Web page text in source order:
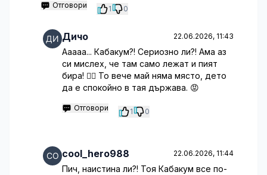
Отговори 1 0
Дичо 22.06.2026, 11:43
Ааааа... Кабакум?! Сериозно ли?! Ама аз
си мислех, че там само лежат и пият
бира! 🤦‍♂️ То вече май няма място, дето
да е спокойно в тая държава. 😡
Отговори 1 0
cool_hero988 22.06.2026, 11:44
Пич, наистина ли?! Тоя Кабакум все по-